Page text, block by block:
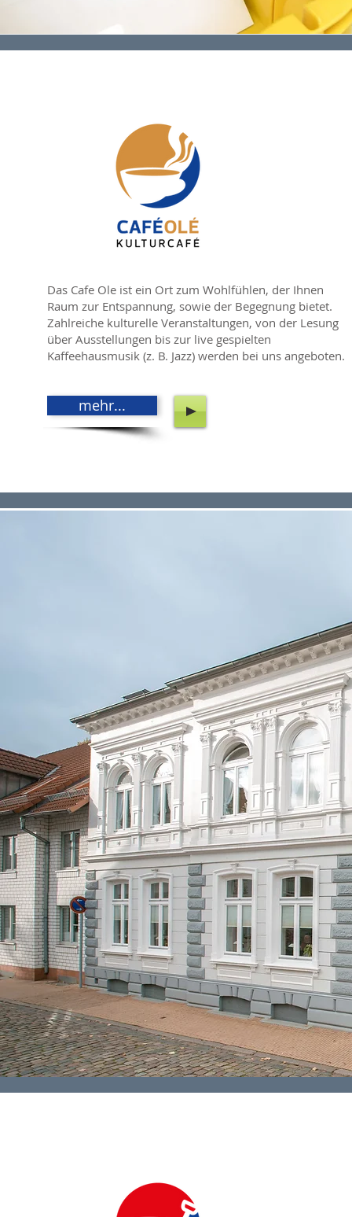
Das Cafe Ole ist ein Ort zum Wohlfühlen, der Ihnen
Raum zur Entspannung, sowie der Begegnung bietet.
Zahlreiche kulturelle Veranstaltungen, von der Lesung
über Ausstellungen bis zur live gespielten
Kaffeehausmusik (z. B. Jazz) werden bei uns angeboten.
mehr...